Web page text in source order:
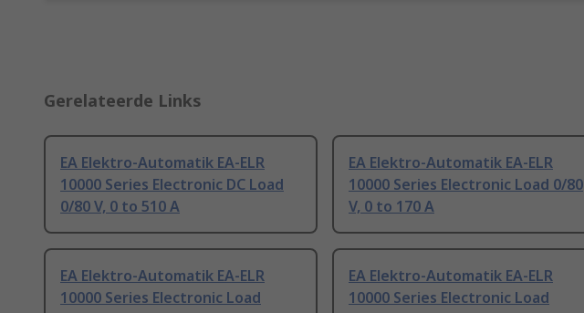
Gerelateerde Links
EA Elektro-Automatik EA-ELR
10000 Series Electronic DC Load
0/80 V, 0 to 510 A
EA Elektro-Automatik EA-ELR
10000 Series Electronic Load 0/80
V, 0 to 170 A
EA Elektro-Automatik EA-ELR
10000 Series Electronic Load
EA Elektro-Automatik EA-ELR
10000 Series Electronic Load